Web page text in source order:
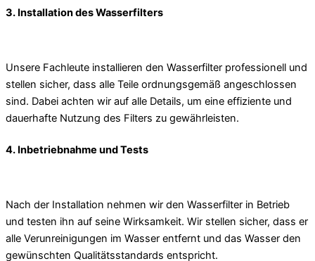
3. Installation des Wasserfilters
Unsere Fachleute installieren den Wasserfilter professionell und
stellen sicher, dass alle Teile ordnungsgemäß angeschlossen
sind. Dabei achten wir auf alle Details, um eine effiziente und
dauerhafte Nutzung des Filters zu gewährleisten.
4. Inbetriebnahme und Tests
Nach der Installation nehmen wir den Wasserfilter in Betrieb
und testen ihn auf seine Wirksamkeit. Wir stellen sicher, dass er
alle Verunreinigungen im Wasser entfernt und das Wasser den
gewünschten Qualitätsstandards entspricht.